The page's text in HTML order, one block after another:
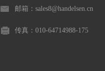
邮箱：sales8@handelsen.cn
传真：010-64714988-175